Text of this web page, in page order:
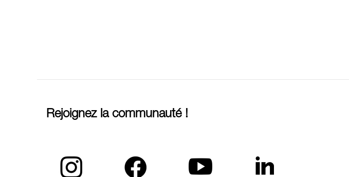
Rejoignez la communauté !